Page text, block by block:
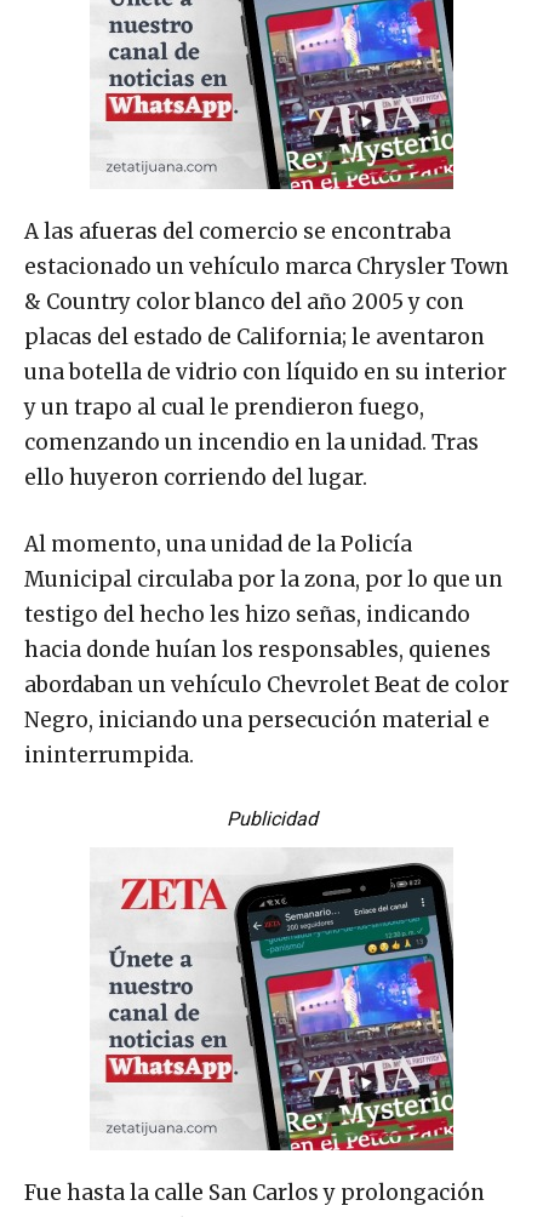
A las afueras del comercio se encontraba
estacionado un vehículo marca Chrysler Town
& Country color blanco del año 2005 y con
placas del estado de California; le aventaron
una botella de vidrio con líquido en su interior
y un trapo al cual le prendieron fuego,
comenzando un incendio en la unidad. Tras
ello huyeron corriendo del lugar.
Al momento, una unidad de la Policía
Municipal circulaba por la zona, por lo que un
testigo del hecho les hizo señas, indicando
hacia donde huían los responsables, quienes
abordaban un vehículo Chevrolet Beat de color
Negro, iniciando una persecución material e
ininterrumpida.
Publicidad
Fue hasta la calle San Carlos y prolongación